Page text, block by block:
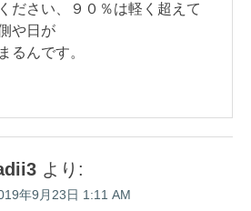
ださい、９０％は軽く超えて
や日が
るんです。
より:
年9月23日 1:11 AM